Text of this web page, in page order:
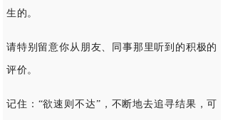
生的。
请特别留意你从朋友、同事那里听到的积极的
评价。
记住：“欲速则不达”，不断地去追寻结果，可